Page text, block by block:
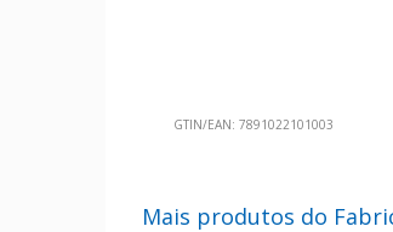
GTIN/EAN: 7891022101003
Mais produtos do